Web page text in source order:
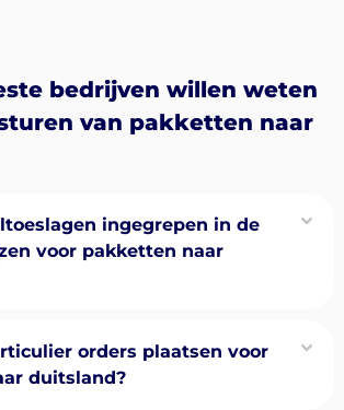
bedrijven willen weten
van pakketten naar
ingegrepen in de
voor pakketten naar
orders plaatsen voor
duitsland?